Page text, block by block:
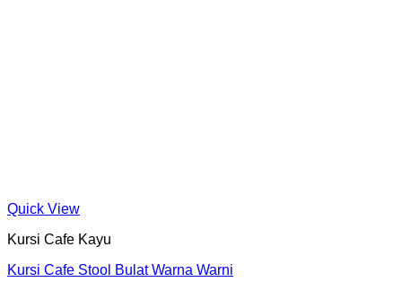
Quick View
Kursi Cafe Kayu
Kursi Cafe Stool Bulat Warna Warni